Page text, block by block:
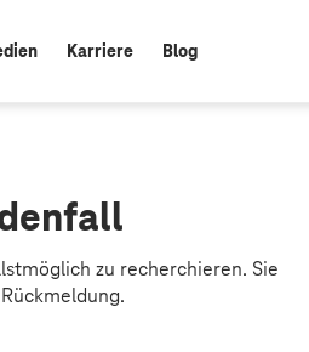
Karriere Blog
zu recherchieren. Sie